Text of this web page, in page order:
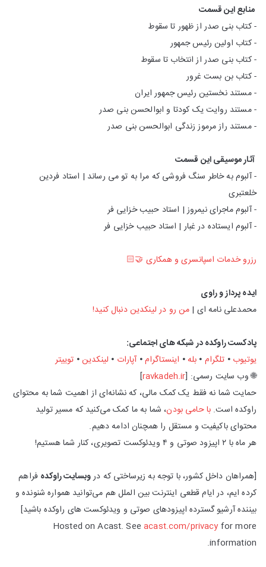
منابع این قسمت
- کتاب بنی صدر از ظهور تا سقوط
- کتاب اولین رئیس جمهور
- کتاب بنی صدر از انتخاب تا سقوط
- کتاب بن بست غرور
- مستند نخستین رئیس جمهور ایران
- مستند روایت یک کودتا و ابوالحسن بنی صدر
- مستند راز مرموز زندگی ابوالحسن بنی صدر
آثار موسیقی این قسمت
- آلبوم به خاطر سنگ فروشی که مرا به تو می رساند | استاد فردین
خلعتبری
- آلبوم ماجرای نیمروز | استاد حبیب خزایی فر
- آلبوم ایستاده در غبار | استاد حبیب خزایی فر
رزرو خدمات اسپانسری و همکاری 🤝🏻
ایده پرداز و راوی
محمدعلی نامه ای | من رو در لینکدین دنبال کنید!
پادکست راوکده در شبکه های اجتماعی:
یوتیوب ⦁ تلگرام ⦁ بله⦁ اینستاگرام⦁آپارات ⦁ لینکدین⦁ توییتر
🌐 وب‌ سایت رسمی: [ravkadeh.ir
]
حمایت شما نه فقط یک کمک مالی، که نشانه‌ای از اهمیت شما به محتوای
راوکده است. با حامی بودن، شما به ما کمک می‌کنید که مسیر تولید
محتوای باکیفیت و مستقل را همچنان ادامه دهیم.
هر ماه با ۲ اپیزود صوتی و ۴ ویدئوکست تصویری، کنار شما هستیم!
[همراهان داخل کشور، با توجه به زیرساختی که دروبسایت راوکده فراهم
کرده ایم، در ایام قطعی اینترنت بین الملل هم می‌توانید همواره شنونده و
بیننده آرشیو گسترده اپیزودهای صوتی و ویدئوکست های راوکده باشید]
Hosted on Acast. Seeacast.com/privacy for more
information.